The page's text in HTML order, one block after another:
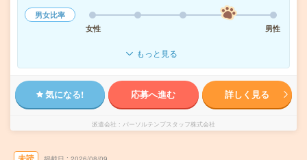
男女比率
女性
男性
もっと見る
気になる! 応募へ進む 詳しく見る
派遣会社 パーソルテンプスタッフ株式会社